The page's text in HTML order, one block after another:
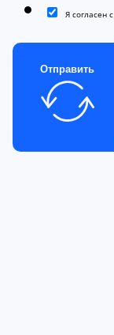
Я согласен с
Отправить